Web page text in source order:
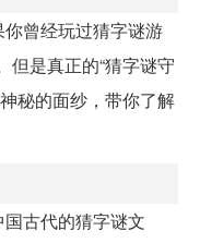
你曾经玩过猜字谜游
但是真正的“猜字谜守
秘的面纱，带你了解
国古代的猜字谜文